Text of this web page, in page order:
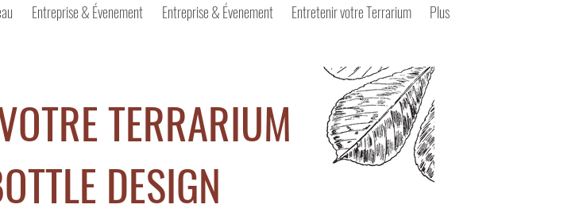
Entreprise & Évenement Entreprise & Évenement Entretenir votre Terrarium Plus
TERRARIUM
DESIGN